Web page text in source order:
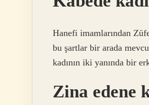
Hanefi imamlarından
bu şartlar bir arada
kadının iki yanında bir
Zina edene